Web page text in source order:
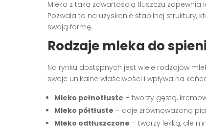
Mleko z taką zawartością tłuszczu
Pozwala to na uzyskanie stabilnej struktury,
swoją formę.
Rodzaje mleka do
Na rynku dostępnych jest wiele rodzajów
swoje unikalne właściwości i wpływa na
Mleko pełnotłuste – tworzy gęstą,
Mleko półtłuste – daje zrównoważoną
Mleko odtłuszczone – tworzy lekką, ale